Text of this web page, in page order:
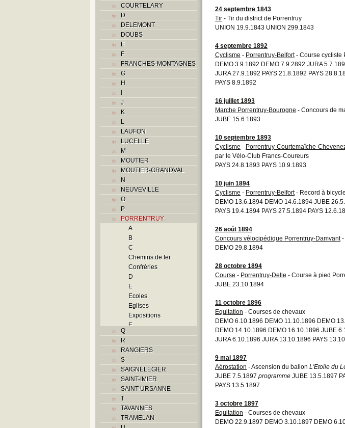
COURTELARY
D
DELEMONT
DOUBS
E
F
FRANCHES-MONTAGNES
G
H
I
J
K
L
LAUFON
LUCELLE
M
MOUTIER
MOUTIER-GRANDVAL
N
NEUVEVILLE
O
P
PORRENTRUY
A
B
C
Chemins de fer
Confréries
D
E
Ecoles
Eglises
Expositions
F
H
I
J
K
M
Monuments historiques
Q
R
RANGIERS
S
SAIGNELEGIER
SAINT-IMIER
SAINT-URSANNE
T
TAVANNES
TRAMELAN
24 septembre 1843
Tir - Tir du district de Porrentruy
UNION 19.9.1843 UNION 299.1843
4 septembre 1892
Cyclisme - Porrentruy-Belfort- Course cycliste
DEMO 3.9.1892 DEMO 7.9.2892 JURA
JURA 27.9.1892 PAYS 21.8.1892 PAYS
PAYS 8.9.1892
16 juillet 1893
Marche Porrentruy-Bourogne - Concours de
JUBE 15.6.1893
10 septembre 1893
Cyclisme - Porrentruy-Courtemaîche-
par le Vélo-Club Francs-Coureurs
PAYS 24.8.1893 PAYS 10.9.1893
10 juin 1894
Cyclisme - Porrentruy-Belfort- Record à
DEMO 13.6.1894 DEMO 14.6.1894 JUBE
PAYS 19.4.1894 PAYS 27.5.1894 PAYS
26 août 1894
Concours vélocipédique Porrentruy-Damvant-
DEMO 29.8.1894
28 octobre 1894
Course - Porrentruy-Delle - Course à pied
JUBE 23.10.1894
11 octobre 1896
Equitation - Courses de chevaux
DEMO 6.10.1896 DEMO 11.10.1896 DEMO
DEMO 14.10.1896 DEMO 16.10.1896 JUBE
JURA 6.10.1896 JURA 13.10.1896 PAYS
9 mai 1897
Aérostation - Ascension du ballon L'Etoile du
JUBE 7.5.1897 programme JUBE 13.5.1897
PAYS 13.5.1897
3 octobre 1897
Equitation - Courses de chevaux
DEMO 22.9.1897 DEMO 3.10.1897 DEMO